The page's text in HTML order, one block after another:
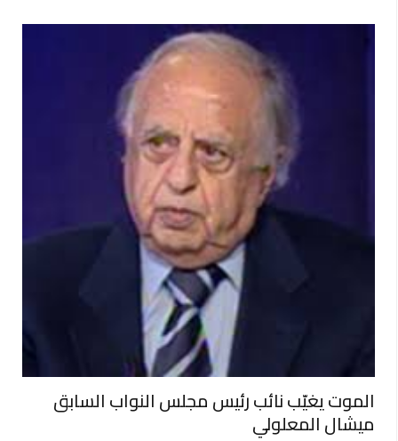
الموت يغيّب نائب رئيس مجلس النواب السابق
ميشال المعلولي